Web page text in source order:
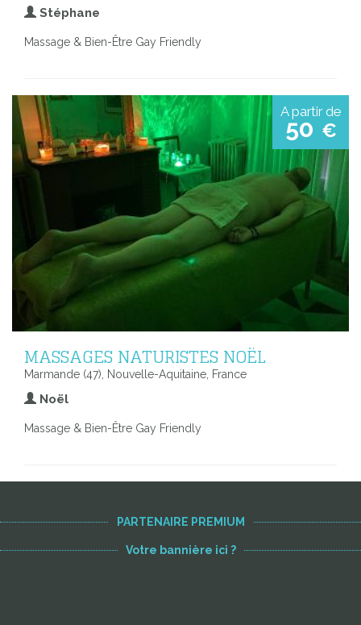
Stéphane
Massage & Bien-Être Gay Friendly
A partir de
50 €
MASSAGES NATURISTES NOËL
Marmande (47), Nouvelle-Aquitaine, France
Noël
Massage & Bien-Être Gay Friendly
PARTENAIRE PREMIUM
Votre bannière ici ?